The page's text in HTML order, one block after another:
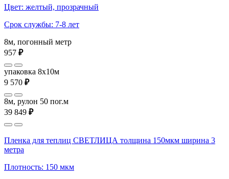
Цвет: желтый, прозрачный
Срок службы: 7-8 лет
8м, погонный метр
957 ₽
упаковка 8x10м
9 570 ₽
8м, рулон 50 пог.м
39 849 ₽
Пленка для теплиц СВЕТЛИЦА толщина 150мкм ширина 3
метра
Плотность: 150 мкм